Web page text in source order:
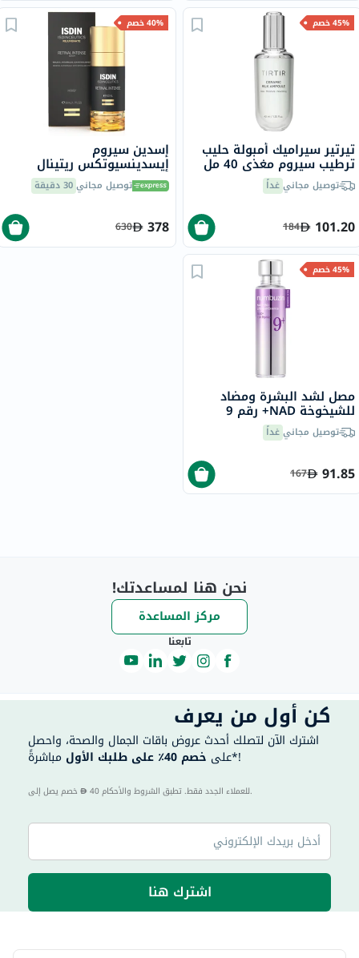
45% خصم
تيرتير سيراميك أمبولة حليب
ترطيب سيروم مغذي 40 مل
توصيل مجانيغداً
101.20
184
40% خصم
إسدين سيروم
إيسدينسيوتكس ريتينال
إنتنس الليلي المضاد للتجاعيد
50 مل توصيل مجاني30 دقيقة
378
630
45% خصم
مصل لشد البشرة ومضاد
للشيخوخة NAD+ رقم 9
نومبوزين
توصيل مجانيغداً
91.85
167
نحن هنا لمساعدتك!
مركز المساعدة
تابعنا
كن أول من يعرف
اشترك الآن لتصلك أحدث عروض باقات الجمال والصحة، واحصل
على خصم 40٪ على طلبك الأول مباشرةً*!
40 للعملاء الجدد فقط. تطبق الشروط والأحكام.
اشترك هنا